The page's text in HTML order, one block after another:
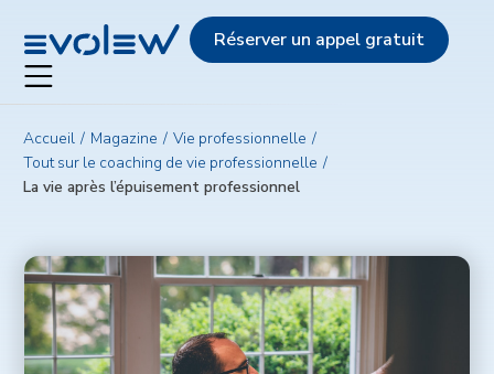
Réserver un appel gratuit
Accueil Magazine
Vie professionnelle
Tout sur le coaching de vie professionnelle
La vie après l’épuisement professionnel